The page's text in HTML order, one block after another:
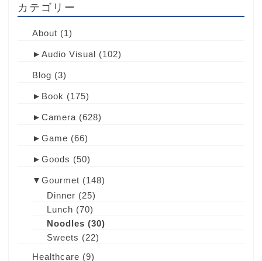
カテゴリー
About (1)
► Audio Visual (102)
Blog (3)
► Book (175)
► Camera (628)
► Game (66)
► Goods (50)
▼ Gourmet (148)
Dinner (25)
Lunch (70)
Noodles (30)
Sweets (22)
Healthcare (9)